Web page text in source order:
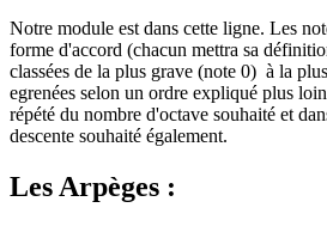
Notre module est dans cette ligne. Les
forme d'accord (chacun mettra sa
classées de la plus grave (note 0) à la
egrenées selon un ordre expliqué plus
répété du nombre d'octave souhaité et
descente souhaité également.
Les Arpèges :